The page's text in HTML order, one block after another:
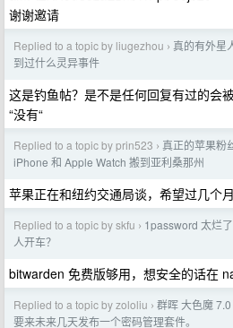
谢谢邀请
Replied to a topic by liugezhou › 真的有外星
到过什么灵异事件
这是钓鱼帖？是不是任何回复有过的会
“没有“
Replied to a topic by prin523 › 真正的苹果粉
iPhone 和 Apple Watch 搬到亚利桑那州
苹果正在和纽约交通局谈，希望过几个
Replied to a topic by skfu › 1password 太烂
人开车？
bitwarden 免费版够用，想安全的话在
Replied to a topic by zololiu › 群晖 大色魔
要来未来几天发布一个密码管理套件。